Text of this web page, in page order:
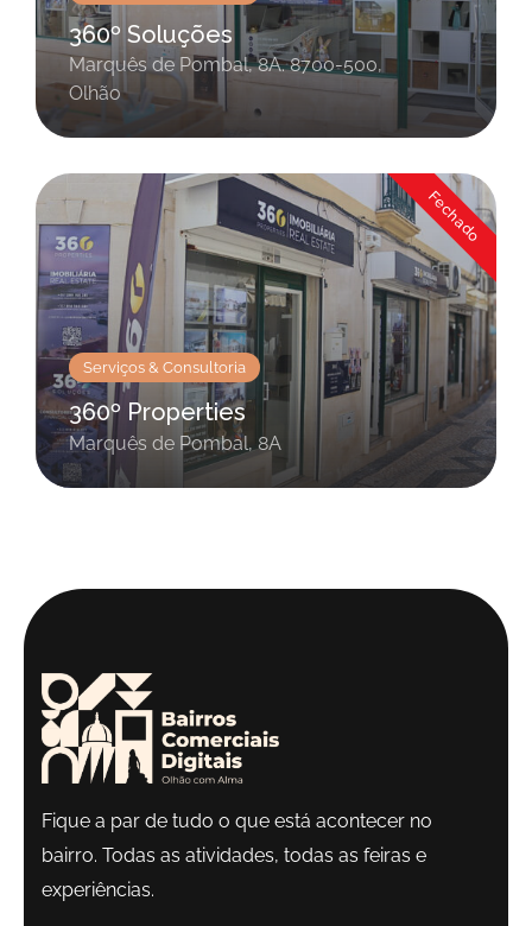
360º Soluções
Marquês de Pombal, 8A. 8700-500,
Olhão
Fechado
Serviços & Consultoria
360º Properties
Marquês de Pombal, 8A
Fique a par de tudo o que está acontecer no
bairro. Todas as atividades, todas as feiras e
experiências.